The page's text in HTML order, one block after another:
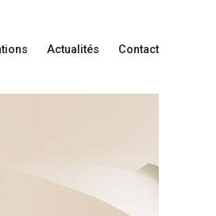
Actualités Contact